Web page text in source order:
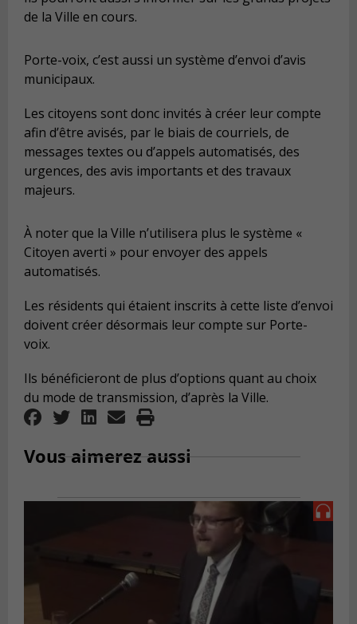
de la Ville en cours.
Porte-voix, c’est aussi un système d’envoi d’avis
municipaux.
Les citoyens sont donc invités à créer leur compte
afin d’être avisés, par le biais de courriels, de
messages textes ou d’appels automatisés, des
urgences, des avis importants et des travaux
majeurs.
À noter que la Ville n’utilisera plus le système «
Citoyen averti » pour envoyer des appels
automatisés.
Les résidents qui étaient inscrits à cette liste d’envoi
doivent créer désormais leur compte sur Porte-
voix.
Ils bénéficieront de plus d’options quant au choix
du mode de transmission, d’après la Ville.
Vous aimerez aussi